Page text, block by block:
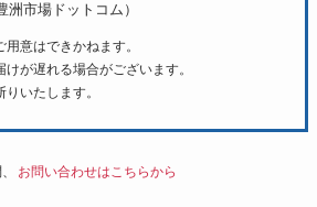
洲市場ドットコム）
意はできかねます。
が遅れる場合がございます。
いたします。
お問い合わせはこちらから